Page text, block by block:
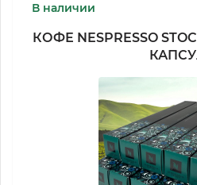
В наличии
КОФЕ NESPRESSO